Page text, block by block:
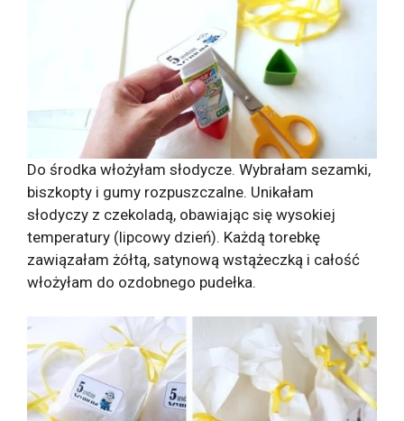
Do środka włożyłam słodycze. Wybrałam sezamki,
biszkopty i gumy rozpuszczalne. Unikałam
słodyczy z czekoladą, obawiając się wysokiej
temperatury (lipcowy dzień). Każdą torebkę
zawiązałam żółtą, satynową wstążeczką i całość
włożyłam do ozdobnego pudełka.